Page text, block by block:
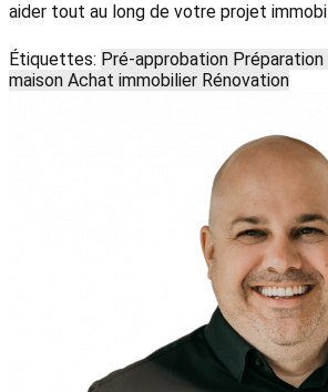
aider tout au long de votre projet
Étiquettes: Pré-approbation
maison Achat immobilier Rénovation